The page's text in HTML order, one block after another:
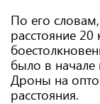
По его
расстояние
было в
Дроны на
расстояния.